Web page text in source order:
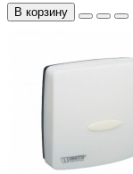
В корзину